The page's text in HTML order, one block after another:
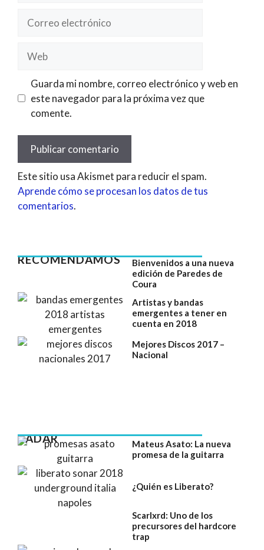
electrónico
Guarda mi nombre, correo electrónico y web en
este navegador para la próxima vez que
comente.
Este sitio usa Akismet para reducir el spam.
Aprende cómo se procesan los datos de tus
comentarios.
RECOMENDAMOS
Bienvenidos a una nueva
edición de Paredes de
Coura
Artistas y bandas
emergentes a tener en
cuenta en 2018
Mejores Discos 2017 –
Nacional
RADAR
Mateus Asato: La nueva
promesa de la guitarra
¿Quién es Liberato?
Scarlxrd: Uno de los
precursores del hardcore
trap